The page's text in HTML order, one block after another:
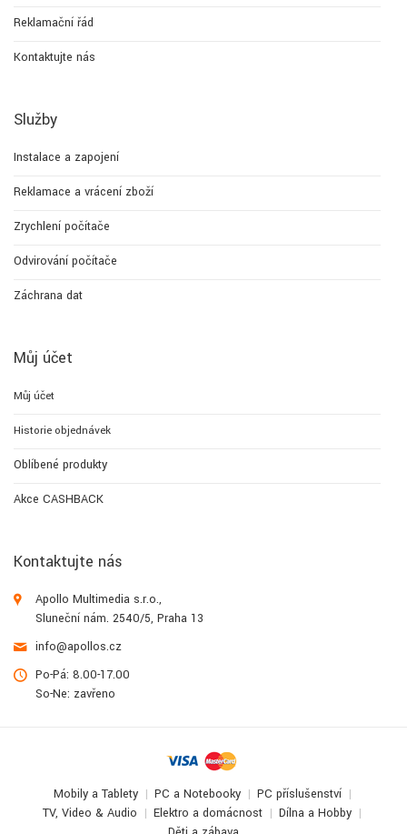
Reklamační řád
Kontaktujte nás
Služby
Instalace a zapojení
Reklamace a vrácení zboží
Zrychlení počítače
Odvirování počítače
Záchrana dat
Můj účet
Můj účet
Historie objednávek
Oblíbené produkty
Akce CASHBACK
Kontaktujte nás
Apollo Multimedia s.r.o.,
Sluneční nám. 2540/5, Praha 13
info@apollos.cz
Po-Pá: 8.00-17.00
So-Ne: zavřeno
Mobily a Tablety PC a Notebooky
PC příslušenství
TV, Video & Audio
Elektro a domácnost
Dílna a Hobby